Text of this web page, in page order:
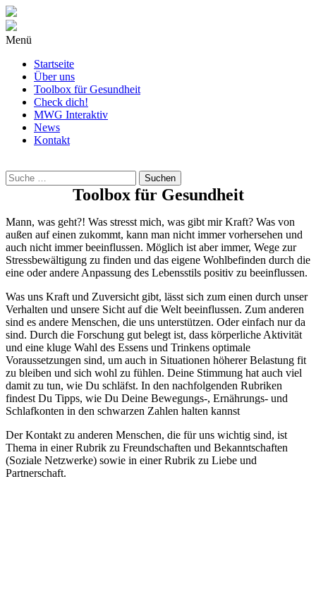
Menü
Startseite
Über uns
Toolbox für Gesundheit
Check dich!
MWG Interaktiv
News
Kontakt
suchst
Du?
Toolbox für Gesundheit
Mann, was geht?! Was stresst mich, was gibt mir Kraft? Was von
außen auf einen zukommt, kann man nicht immer vorhersehen und
auch nicht immer beeinflussen. Möglich ist aber immer, Wege zur
Stressbewältigung zu finden und das eigene Wohlbefinden durch die
eine oder andere Anpassung des Lebensstils positiv zu beeinflussen.
Was uns Kraft und Zuversicht gibt, lässt sich zum einen durch unser
Verhalten und unsere Sicht auf die Welt beeinflussen. Zum anderen
sind es andere Menschen, die uns unterstützen. Oder einfach nur da
sind. Durch die Forschung gut belegt ist, dass körperliche Aktivität
und eine kluge Wahl des Essens und Trinkens optimale
Voraussetzungen sind, um auch in Situationen höherer Belastung fit
zu bleiben und sich wohl zu fühlen. Deine Stimmung hat auch viel
damit zu tun, wie Du schläfst. In den nachfolgenden Rubriken
findest Du Tipps, wie Du Deine Bewegungs-, Ernährungs- und
Schlafkonten in den schwarzen Zahlen halten kannst
Der Kontakt zu anderen Menschen, die für uns wichtig sind, ist
Thema in einer Rubrik zu Freundschaften und Bekanntschaften
(Soziale Netzwerke) sowie in einer Rubrik zu Liebe und
Partnerschaft.